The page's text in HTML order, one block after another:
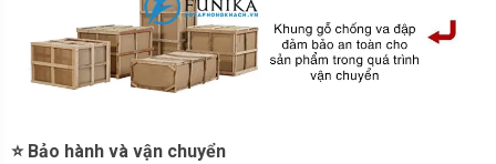
⭐ Bảo hành và vận chuyển